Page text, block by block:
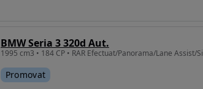
BMW Seria 3 320d Aut.
Promovat